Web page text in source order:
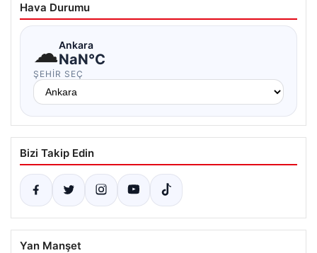
Hava Durumu
☁Ankara
NaN°C
ŞEHIR SEÇ
Bizi Takip Edin
Yan Manşet